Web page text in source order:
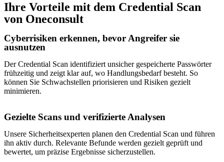
Ihre Vorteile mit dem Credential Scan
von Oneconsult
Cyberrisiken erkennen, bevor Angreifer sie
ausnutzen
Der Credential Scan identifiziert unsicher gespeicherte Passwörter
frühzeitig und zeigt klar auf, wo Handlungsbedarf besteht. So
können Sie Schwachstellen priorisieren und Risiken gezielt
minimieren.
Gezielte Scans und verifizierte Analysen
Unsere Sicherheitsexperten planen den Credential Scan und führen
ihn aktiv durch. Relevante Befunde werden gezielt geprüft und
bewertet, um präzise Ergebnisse sicherzustellen.